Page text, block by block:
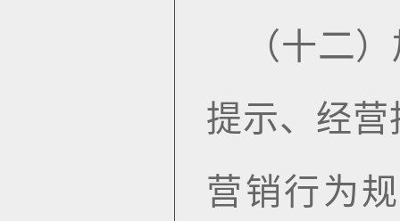
（十二）
提示、经
营销行为